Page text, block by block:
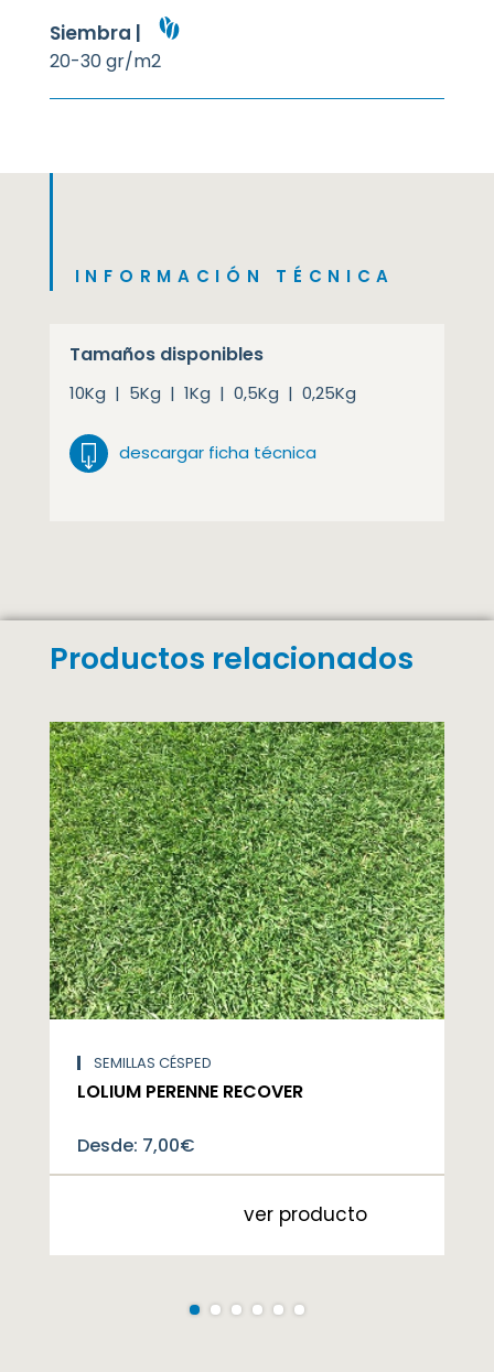
Siembra |
20-30 gr/m2
INFORMACIÓN TÉCNICA
Tamaños disponibles
10Kg | 5Kg | 1Kg | 0,5Kg | 0,25Kg
descargar ficha técnica
Productos relacionados
SEMILLAS CÉSPED
LOLIUM PERENNE RECOVER
Desde: 7,00€
ver producto